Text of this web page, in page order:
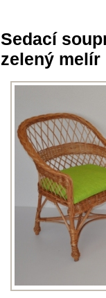
Sedací
zelený melír